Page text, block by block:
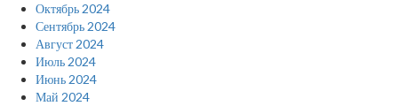
Октябрь 2024
Сентябрь 2024
Август 2024
Июль 2024
Июнь 2024
Май 2024